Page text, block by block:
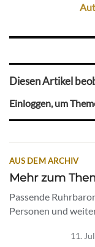
Diesen Artikel
Einloggen, um
AUS DEM ARCHIV
Mehr zum
Passende
Personen und
11.